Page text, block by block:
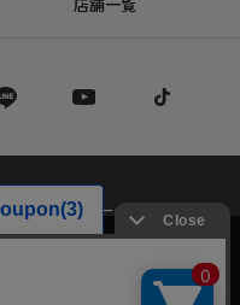
店舗一覧
サステナブルマークについて
・古物営業法に基づく表記
の最適な提供、トラフィック